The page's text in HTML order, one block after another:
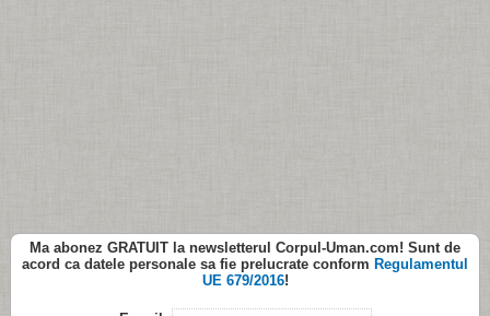
Ma abonez GRATUIT la newsletterul Corpul-Uman.com! Sunt de
acord ca datele personale sa fie prelucrate conform Regulamentul
UE 679/2016!